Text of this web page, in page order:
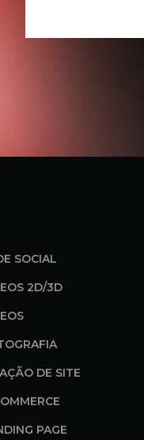
SOCIAL
2D/3D
DE SITE
PAGE